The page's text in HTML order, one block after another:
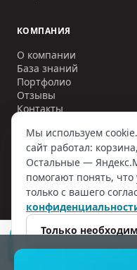
КОМПАНИЯ
О компании
База знаний
Портфолио
Отзывы
Контакты
2006–2026ООО
права защищены.
Политика
Согласие на обработку ПД
Мы используем
сайт работал:
Остальные —
помогают понять,
только с вашего
Только